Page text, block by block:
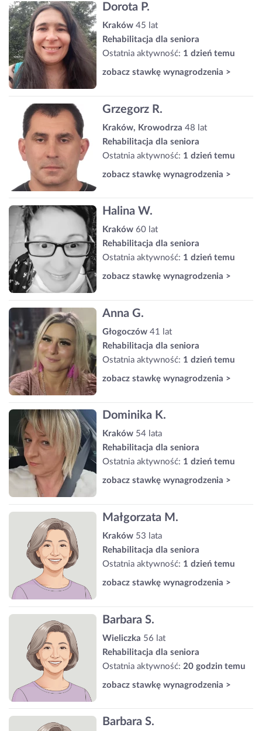
Dorota P.
Kraków 45 lat
Rehabilitacja dla seniora
Ostatnia aktywność: 1 dzień temu
zobacz stawkę wynagrodzenia >
Grzegorz R.
Kraków, Krowodrza 48 lat
Rehabilitacja dla seniora
Ostatnia aktywność: 1 dzień temu
zobacz stawkę wynagrodzenia >
Halina W.
Kraków 60 lat
Rehabilitacja dla seniora
Ostatnia aktywność: 1 dzień temu
zobacz stawkę wynagrodzenia >
Anna G.
Głogoczów 41 lat
Rehabilitacja dla seniora
Ostatnia aktywność: 1 dzień temu
zobacz stawkę wynagrodzenia >
Dominika K.
Kraków 54 lata
Rehabilitacja dla seniora
Ostatnia aktywność: 1 dzień temu
zobacz stawkę wynagrodzenia >
Małgorzata M.
Kraków 53 lata
Rehabilitacja dla seniora
Ostatnia aktywność: 1 dzień temu
zobacz stawkę wynagrodzenia >
Barbara S.
Wieliczka 56 lat
Rehabilitacja dla seniora
Ostatnia aktywność: 20 godzin temu
zobacz stawkę wynagrodzenia >
Barbara S.